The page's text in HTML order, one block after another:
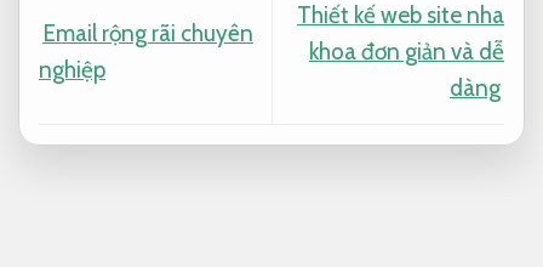
Email rộng rãi chuyên
nghiệp
Thiết kế web site nha
khoa đơn giản và dễ
dàng